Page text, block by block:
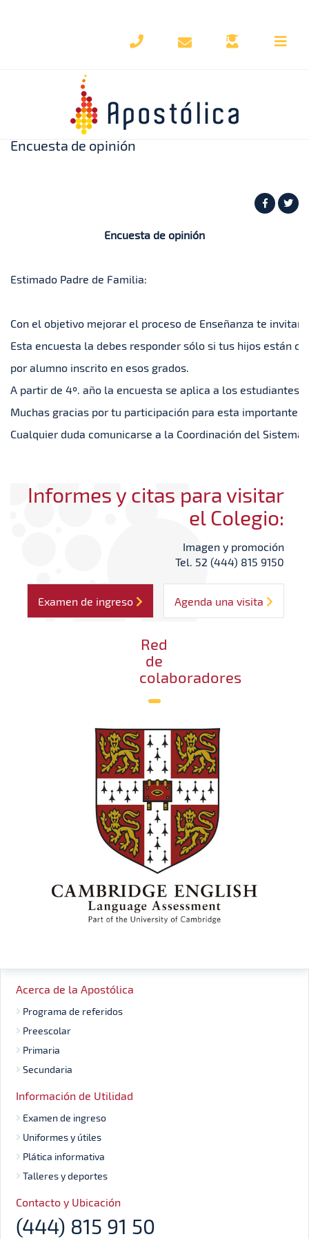
Regresar al blog
Encuesta de opinión
Encuesta de opinión
Estimado Padre de Familia:
Con el objetivo mejorar el proceso de Enseñanza te
Esta encuesta la debes responder sólo si tus hijos están
por alumno inscrito en esos grados.
A partir de 4º. año la encuesta se aplica a los estudiantes.
Muchas gracias por tu participación para esta importante
Cualquier duda comunicarse a la Coordinación del Sistema
Informes y citas para visitar
el Colegio:
Imagen y promoción
Tel. 52 (444) 815 9150
Examen de ingreso Agenda una visita
Red
de
colaboradores
Acerca de la Apostólica
Programa de referidos
Preescolar
Primaria
Secundaria
Información de Utilidad
Examen de ingreso
Uniformes y útiles
Plática informativa
Talleres y deportes
Contacto y Ubicación
(444) 815 91 50